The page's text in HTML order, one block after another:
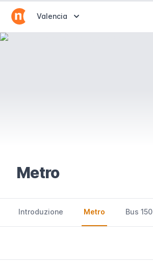
Abrir selector de destinos
Valencia
Metro
Introduzione Metro Bus 150